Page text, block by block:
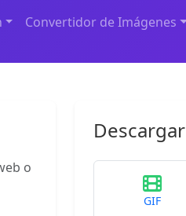
Convertidor de Imágenes
o
Descargar
GIF